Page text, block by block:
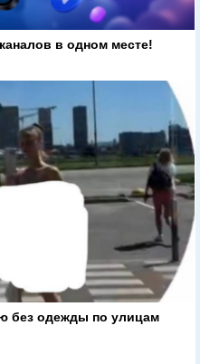
в одном месте!
без одежды по улицам